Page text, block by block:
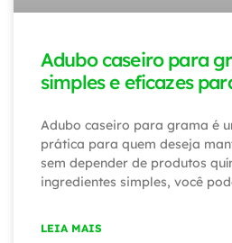
Adubo caseiro para
simples e eficazes
Adubo caseiro para grama é
prática para quem deseja
sem depender de produtos
ingredientes simples, você
LEIA MAIS